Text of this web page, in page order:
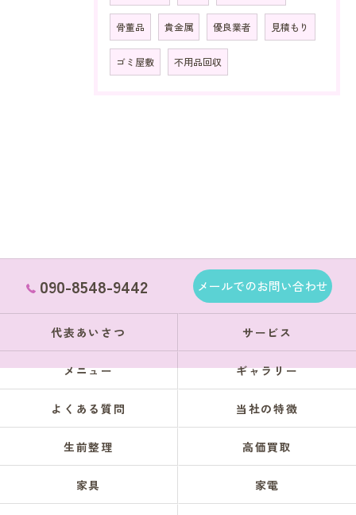
骨董品 貴金属 優良業者 見積もり
ゴミ屋敷 不用品回収
090-8548-9442 メールでのお問い合わせ
代表あいさつ サービス
メニュー ギャラリー
よくある質問 当社の特徴
生前整理 高価買取
家具 家電